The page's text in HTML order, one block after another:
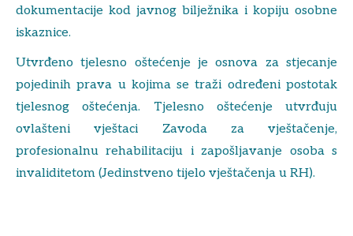
dokumentacije kod javnog bilježnika i kopiju osobne
iskaznice.
Utvrđeno tjelesno oštećenje je osnova za stjecanje
pojedinih prava u kojima se traži određeni postotak
tjelesnog oštećenja. Tjelesno oštećenje utvrđuju
ovlašteni vještaci Zavoda za vještačenje,
profesionalnu rehabilitaciju i zapošljavanje osoba s
invaliditetom (Jedinstveno tijelo vještačenja u RH).